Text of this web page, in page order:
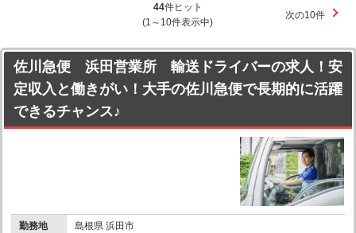
44件ヒット
(1～10件表示中)
次の10件
佐川急便 浜田営業所 輸送ドライバーの求人！安
定収入と働きがい！大手の佐川急便で長期的に活躍
できるチャンス♪
勤務地 島根県 浜田市